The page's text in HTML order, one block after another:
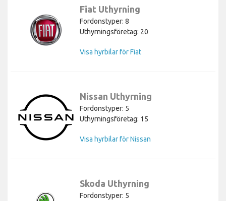
Fiat Uthyrning
Fordonstyper: 8
Uthyrningsföretag: 20
Visa hyrbilar för Fiat
Nissan Uthyrning
Fordonstyper: 5
Uthyrningsföretag: 15
Visa hyrbilar för Nissan
Skoda Uthyrning
Fordonstyper: 5